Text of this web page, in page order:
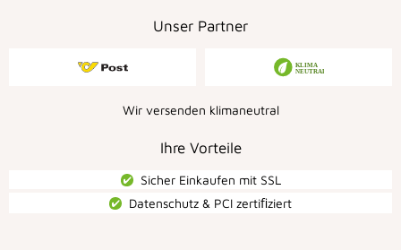
Unser Partner
Wir versenden klimaneutral
Ihre Vorteile
Sicher Einkaufen mit SSL
Datenschutz & PCI zertiﬁziert